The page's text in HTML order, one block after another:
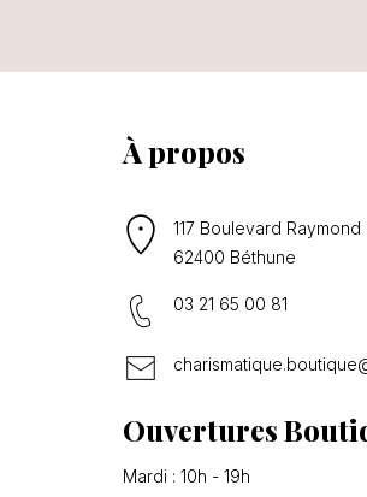
À propos
117 Boulevard
62400 Béthune
03 21 65 00 81
Ouvertures
Mardi : 10h - 19h